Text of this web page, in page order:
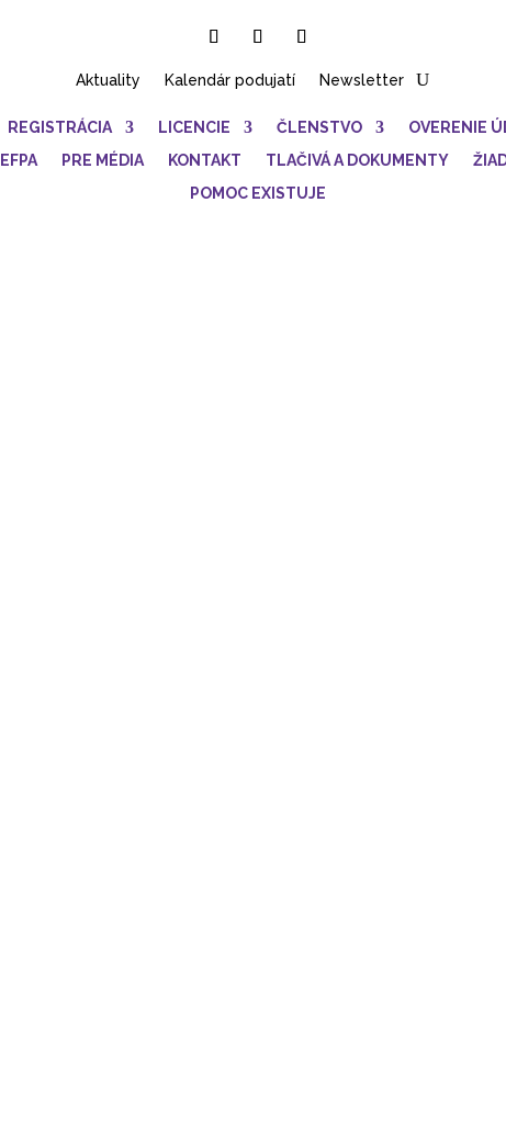
Aktuality Kalendár podujatí Newsletter
REGISTRÁCIA LICENCIE ČLENSTVO OVERENIE
EFPA PRE MÉDIA KONTAKT TLAČIVÁ A DOKUMENTY
POMOC EXISTUJE